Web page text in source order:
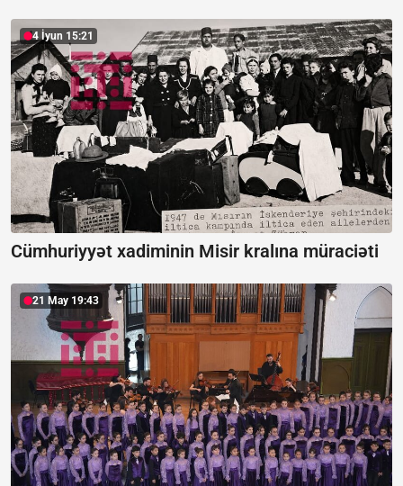
4 İyun 15:21
Cümhuriyyət xadiminin Misir kralına müraciəti
21 May 19:43